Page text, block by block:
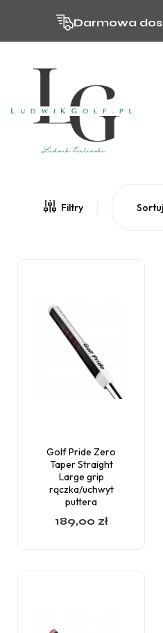
Darmowa
Filtry
Golf Pride Zero
Taper Straight
Large grip
rączka/uchwyt
puttera
189,00 zł